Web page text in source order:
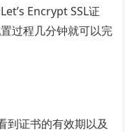
Encrypt SSL证
过程几分钟就可以完
到证书的有效期以及